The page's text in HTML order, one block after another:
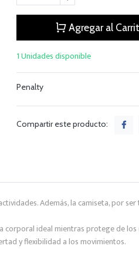
Agregar al
1 Unidades disponible
Penalty
Compartir este producto:
Además, la camiseta, por
ideal mientras protege de
y flexibilidad a los movimientos.